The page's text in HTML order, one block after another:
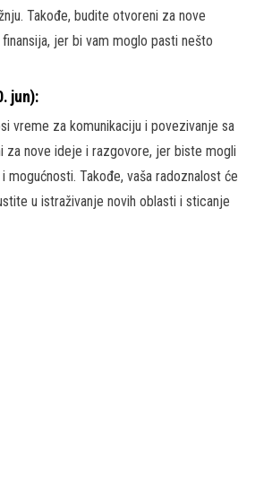
Takođe, budite otvoreni za nove
jer bi vam moglo pasti nešto
jun):
vreme za komunikaciju i povezivanje sa
za nove ideje i razgovore, jer biste mogli
Takođe, vaša radoznalost će
u istraživanje novih oblasti i sticanje